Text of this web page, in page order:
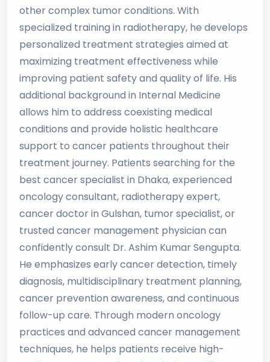
other complex tumor conditions. With
specialized training in radiotherapy, he develops
personalized treatment strategies aimed at
maximizing treatment effectiveness while
improving patient safety and quality of life. His
additional background in Internal Medicine
allows him to address coexisting medical
conditions and provide holistic healthcare
support to cancer patients throughout their
treatment journey. Patients searching for the
best cancer specialist in Dhaka, experienced
oncology consultant, radiotherapy expert,
cancer doctor in Gulshan, tumor specialist, or
trusted cancer management physician can
confidently consult Dr. Ashim Kumar Sengupta.
He emphasizes early cancer detection, timely
diagnosis, multidisciplinary treatment planning,
cancer prevention awareness, and continuous
follow-up care. Through modern oncology
practices and advanced cancer management
techniques, he helps patients receive high-